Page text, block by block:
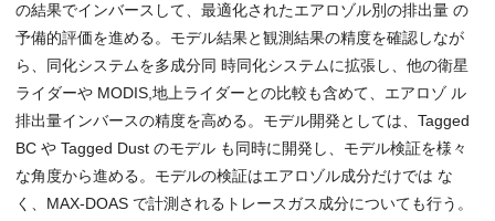
の結果でインバースして、最適化されたエアロゾル別の排出量 の
予備的評価を進める。モデル結果と観測結果の精度を確認しなが
ら、同化システムを多成分同 時同化システムに拡張し、他の衛星
ライダーや MODIS,地上ライダーとの比較も含めて、エアロゾ ル
排出量インバースの精度を高める。モデル開発としては、Tagged
BC や Tagged Dust のモデル も同時に開発し、モデル検証を様々
な角度から進める。モデルの検証はエアロゾル成分だけでは な
く、MAX-DOAS で計測されるトレースガス成分についても行う。